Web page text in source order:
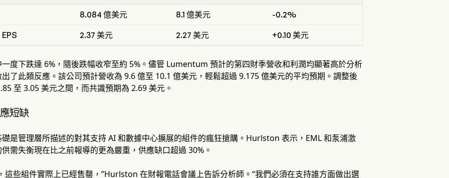
8.084 億美元 8.1 億美元 -0.2%
2.37 美元 2.27 美元 +0.10 美元
度下跌達 6%，隨後跌幅收窄至約 5%。儘管 Lumentum 預計的第四財季營收和利潤均顯著高於分析
了此類反應。該公司預計營收為 9.6 億至 10.1 億美元，輕鬆超過 9.175 億美元的平均預期。調整後
至 3.05 美元之間，而共識預期為 2.69 美元。
短缺
是管理層所描述的對其支持 AI 和數據中心擴展的組件的瘋狂搶購。Hurlston 表示，EML 和泵浦激
需失衡現在比之前報導的更為嚴重，供應缺口超過 30%。
這些組件實際上已經售罄，”Hurlston 在財報電話會議上告訴分析師。“我們必須在支持誰方面做出選